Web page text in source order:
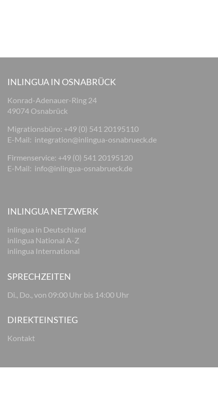
INLINGUA IN OSNABRÜCK
Konrad-Adenauer-Ring 24
49074 Osnabrück
Migrationsbüro: +49 (0) 541 20195110
E-Mail: integration@inlingua-osnabrueck.de
Firmenservice: +49 (0) 541 20195120
E-Mail: info@inlingua-osnabrueck.de
INLINGUA NETZWERK
inlingua in Deutschland
inlingua National A-Z
inlingua International
SPRECHZEITEN
Di., Do., von 09:00 Uhr bis 14:00 Uhr
DIREKTEINSTIEG
Kontakt